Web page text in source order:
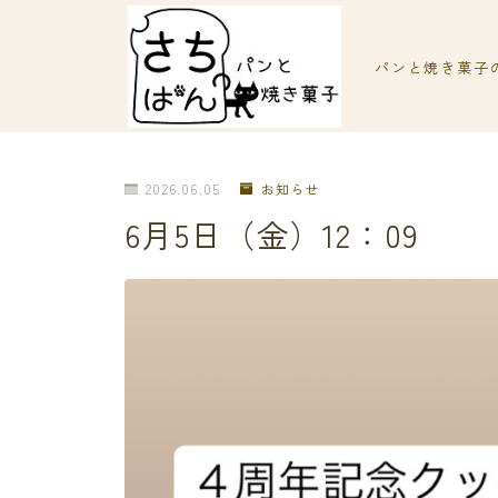
パンと焼き菓子
2026.06.05 お知らせ
6月5日（金）12：09